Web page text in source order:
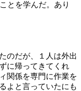
とを学んだ。あり
のだが、１人は外出
に帰ってきてくれ
関係を専門に作業を
よと言っていたにも